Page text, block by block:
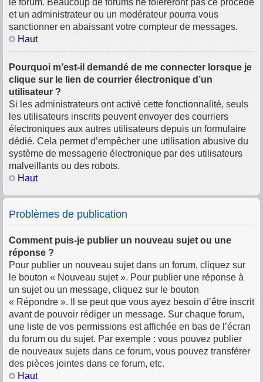
le forum. Beaucoup de forums ne toléreront pas ce procédé
et un administrateur ou un modérateur pourra vous
sanctionner en abaissant votre compteur de messages.
Haut
Pourquoi m’est-il demandé de me connecter lorsque je
clique sur le lien de courrier électronique d’un
utilisateur ?
Si les administrateurs ont activé cette fonctionnalité, seuls
les utilisateurs inscrits peuvent envoyer des courriers
électroniques aux autres utilisateurs depuis un formulaire
dédié. Cela permet d’empêcher une utilisation abusive du
système de messagerie électronique par des utilisateurs
malveillants ou des robots.
Haut
Problèmes de publication
Comment puis-je publier un nouveau sujet ou une
réponse ?
Pour publier un nouveau sujet dans un forum, cliquez sur
le bouton « Nouveau sujet ». Pour publier une réponse à
un sujet ou un message, cliquez sur le bouton
« Répondre ». Il se peut que vous ayez besoin d’être inscrit
avant de pouvoir rédiger un message. Sur chaque forum,
une liste de vos permissions est affichée en bas de l’écran
du forum ou du sujet. Par exemple : vous pouvez publier
de nouveaux sujets dans ce forum, vous pouvez transférer
des pièces jointes dans ce forum, etc.
Haut